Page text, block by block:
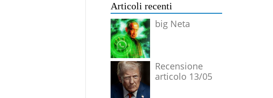
Articoli recenti
big Neta
Recensione
articolo 13/05